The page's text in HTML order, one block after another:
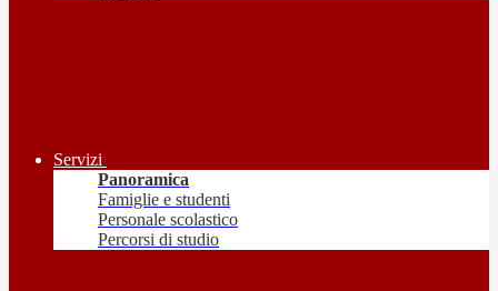
Servizi
Panoramica
Famiglie e studenti
Personale scolastico
Percorsi di studio